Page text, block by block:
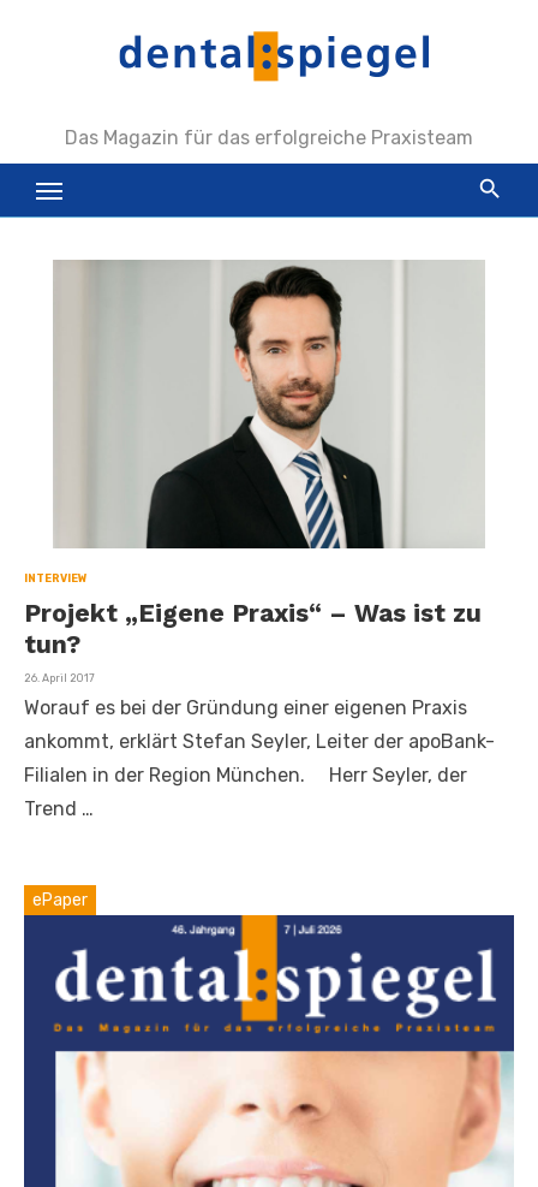
Das Magazin für das erfolgreiche Praxisteam
INTERVIEW
Projekt „Eigene Praxis“ – Was ist zu
tun?
Veröffentlicht
26. April 2017
Worauf es bei der Gründung einer eigenen Praxis
ankommt, erklärt Stefan Seyler, Leiter der apoBank-
Filialen in der Region München. Herr Seyler, der
Trend …
ePaper